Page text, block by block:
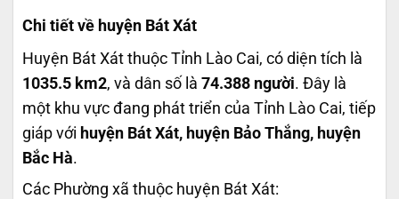
Chi tiết về huyện Bát Xát
Huyện Bát Xát thuộc Tỉnh Lào Cai, có diện tích là
1035.5 km2, và dân số là 74.388 người. Đây là
một khu vực đang phát triển của Tỉnh Lào Cai, tiếp
giáp với huyện Bát Xát, huyện Bảo Thắng, huyện
Bắc Hà.
Các Phường xã thuộc huyện Bát Xát: